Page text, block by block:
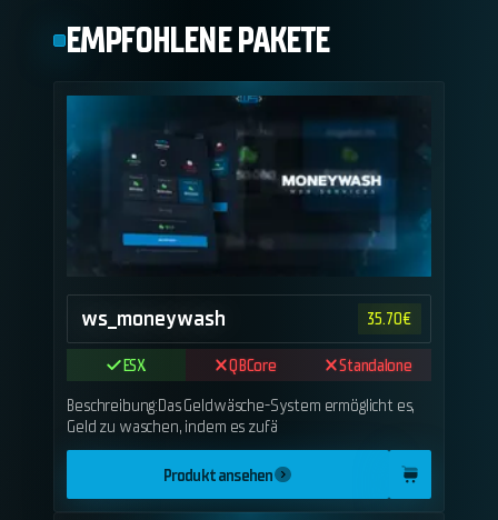
EMPFOHLENE PAKETE
ws_moneywash 35.70€
ESX QBCore
Standalone
Beschreibung:Das Geldwäsche-System ermöglicht es,
Geld zu waschen, indem es zufä
Produkt ansehen